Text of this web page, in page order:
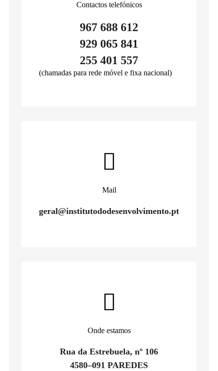
Contactos telefónicos
967 688 612
929 065 841
255 401 557
(chamadas para rede móvel e fixa nacional)
Mail
geral@institutododesenvolvimento.pt
Onde estamos
Rua da Estrebuela, nº 106
4580–091 PAREDES